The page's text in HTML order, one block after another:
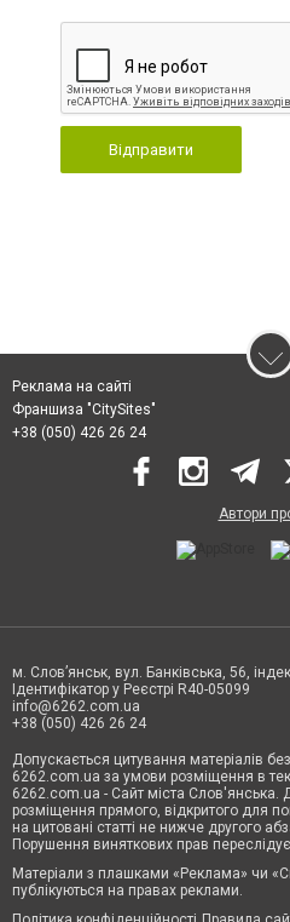
Відправити
Реклама на сайті
Франшиза "CitySites"
+38 (050) 426 26 24
Автори
м. Слов’янськ, вул. Банківська, 56,
Ідентифікатор у Реєстрі R40-05099
info@6262.com.ua
+38 (050) 426 26 24
Допускається цитування матеріалів
6262.com.ua за умови розміщення в
6262.com.ua - Сайт міста Слов'янська.
розміщення прямого, відкритого для
на цитовані статті не нижче другого
Порушення виняткових прав
Матеріали з плашками «Реклама» чи
публікуються на правах реклами.